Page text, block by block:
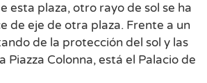
esta plaza, otro rayo de sol se ha
de eje de otra plaza. Frente a un
de la protección del sol y las
Piazza Colonna, está el Palacio de